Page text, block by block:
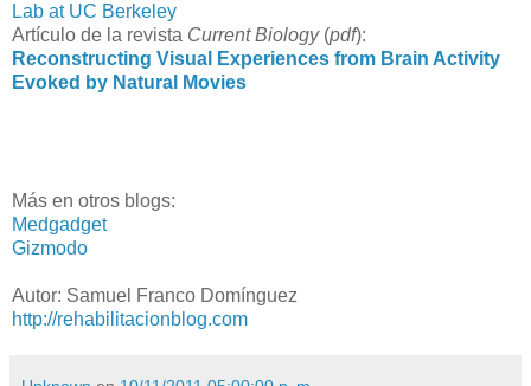
Lab at UC Berkeley
Artículo de la revista Current Biology(pdf):
Reconstructing Visual Experiences from Brain Activity
Evoked by Natural Movies
Más en otros blogs:
Medgadget
Gizmodo
Autor: Samuel Franco Domínguez
http://rehabilitacionblog.com